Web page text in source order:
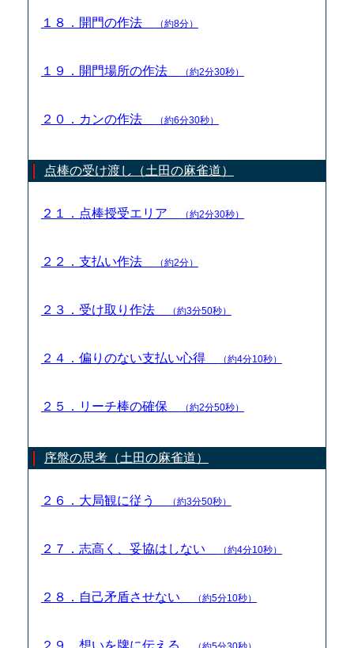
１８．開門の作法 （約8分）
１９．開門場所の作法 （約2分30秒）
２０．カンの作法 （約6分30秒）
点棒の受け渡し（土田の麻雀道）
２１．点棒授受エリア （約2分30秒）
２２．支払い作法 （約2分）
２３．受け取り作法 （約3分50秒）
２４．偏りのない支払い心得 （約4分10秒）
２５．リーチ棒の確保 （約2分50秒）
序盤の思考（土田の麻雀道）
２６．大局観に従う （約3分50秒）
２７．志高く、妥協はしない （約4分10秒）
２８．自己矛盾させない （約5分10秒）
２９．想いを牌に伝える